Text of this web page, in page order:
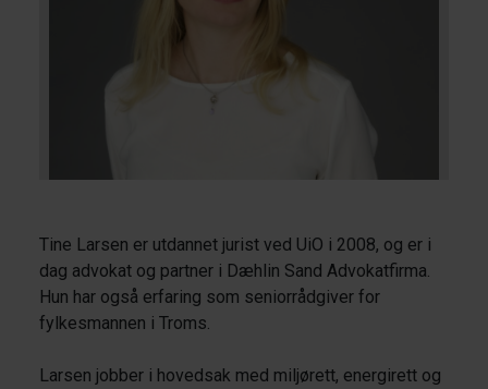
Tine Larsen er utdannet jurist ved UiO i 2008, og er i
dag advokat og partner i Dæhlin Sand Advokatfirma.
Hun har også erfaring som seniorrådgiver for
fylkesmannen i Troms.
Larsen jobber i hovedsak med miljørett, energirett og